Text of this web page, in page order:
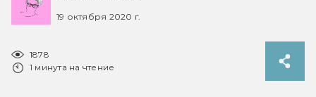
19 октября 2020 г.
1878
1 минута на чтение